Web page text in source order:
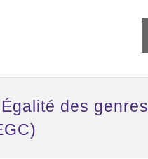
des genres